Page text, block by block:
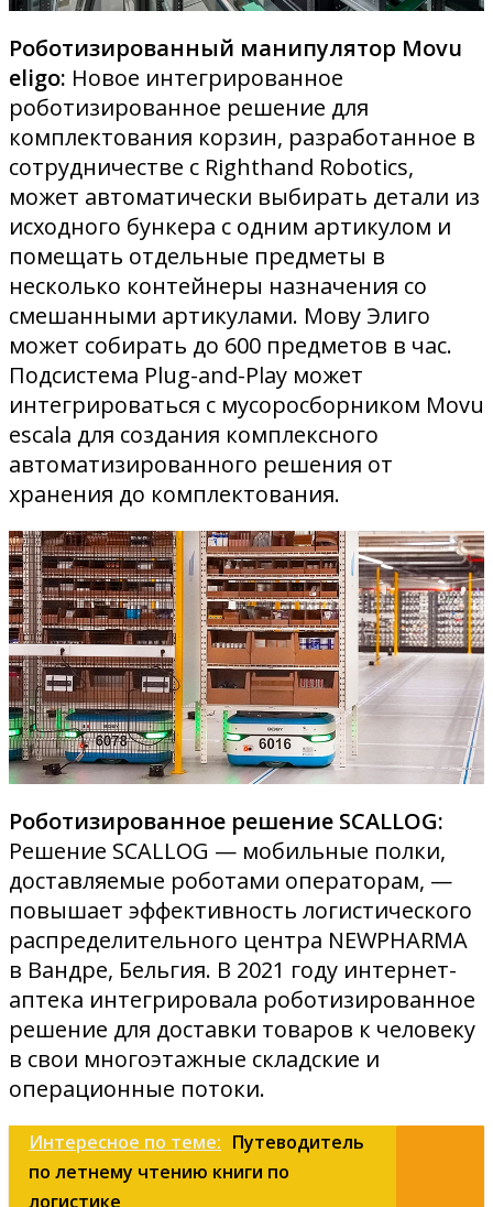
Роботизированный манипулятор Movu
eligo: Новое интегрированное
роботизированное решение для
комплектования корзин, разработанное в
сотрудничестве с Righthand Robotics,
может автоматически выбирать детали из
исходного бункера с одним артикулом и
помещать отдельные предметы в
несколько контейнеры назначения со
смешанными артикулами. Мову Элиго
может собирать до 600 предметов в час.
Подсистема Plug-and-Play может
интегрироваться с мусоросборником Movu
escala для создания комплексного
автоматизированного решения от
хранения до комплектования.
Роботизированное решение SCALLOG:
Решение SCALLOG — мобильные полки,
доставляемые роботами операторам, —
повышает эффективность логистического
распределительного центра NEWPHARMA
в Вандре, Бельгия. В 2021 году интернет-
аптека интегрировала роботизированное
решение для доставки товаров к человеку
в свои многоэтажные складские и
операционные потоки.
Интересное по теме: Путеводитель
по летнему чтению книги по
логистике